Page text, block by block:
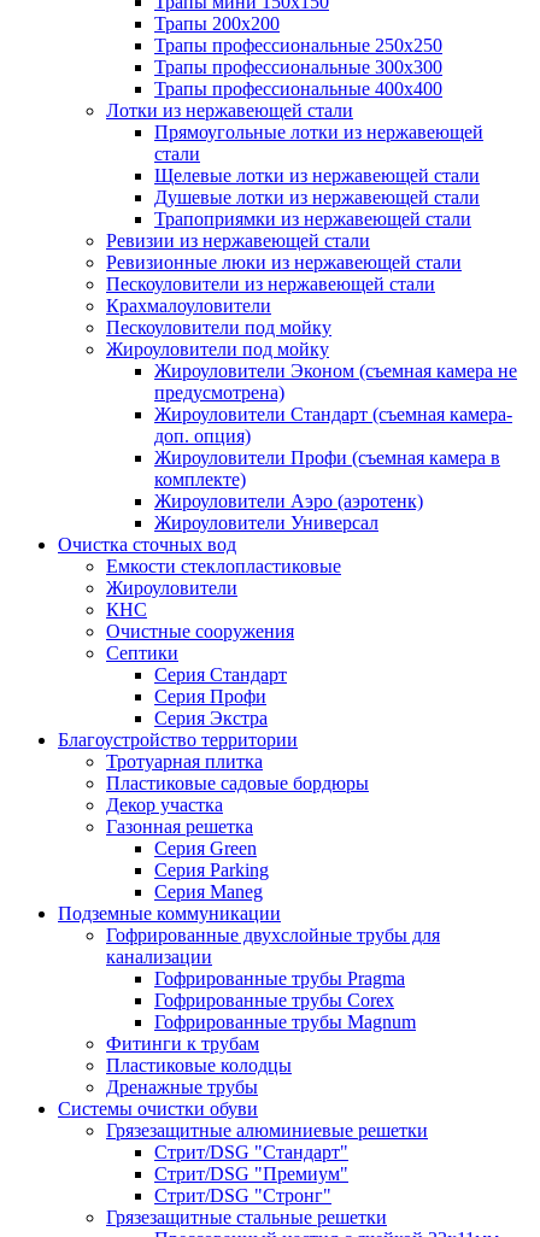
Трапы 200х200
Трапы профессиональные 250х250
Трапы профессиональные 300х300
Трапы профессиональные 400х400
Лотки из нержавеющей стали
Прямоугольные лотки из нержавеющей
стали
Щелевые лотки из нержавеющей стали
Душевые лотки из нержавеющей стали
Трапоприямки из нержавеющей стали
Ревизии из нержавеющей стали
Ревизионные люки из нержавеющей стали
Пескоуловители из нержавеющей стали
Крахмалоуловители
Пескоуловители под мойку
Жироуловители под мойку
Жироуловители Эконом (съемная камера не
предусмотрена)
Жироуловители Стандарт (съемная камера-
доп. опция)
Жироуловители Профи (съемная камера в
комплекте)
Жироуловители Аэро (аэротенк)
Жироуловители Универсал
Очистка сточных вод
Емкости стеклопластиковые
Жироуловители
КНС
Очистные сооружения
Септики
Серия Стандарт
Серия Профи
Серия Экстра
Благоустройство территории
Тротуарная плитка
Пластиковые садовые бордюры
Декор участка
Газонная решетка
Серия Green
Серия Parking
Серия Maneg
Подземные коммуникации
Гофрированные двухслойные трубы для
канализации
Гофрированные трубы Pragma
Гофрированные трубы Corex
Гофрированные трубы Magnum
Фитинги к трубам
Пластиковые колодцы
Дренажные трубы
Системы очистки обуви
Грязезащитные алюминиевые решетки
Стрит/DSG "Стандарт"
Стрит/DSG "Премиум"
Стрит/DSG "Стронг"
Грязезащитные стальные решетки